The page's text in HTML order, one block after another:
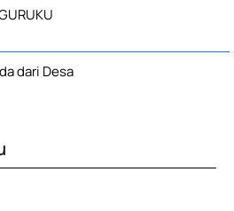
dari Desa